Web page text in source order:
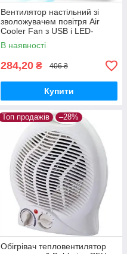
Вентилятор настільний зі
зволожувачем повітря Air
Cooler Fan з USB і LED-
підсвіткою
В наявності
284,20 ₴ 406 ₴
Купити
Топ продажів –28%
Обігрівач тепловентилятор